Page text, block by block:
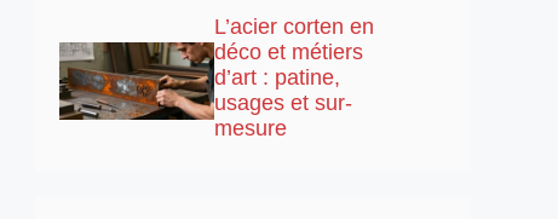
L’acier corten en
déco et métiers
d’art : patine,
usages et sur-
mesure